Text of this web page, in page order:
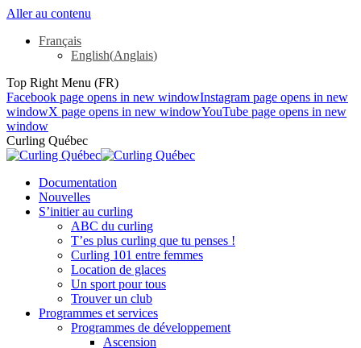
Aller au contenu
Français
English(Anglais)
Top Right Menu (FR)
Facebook page opens in new windowInstagram page opens in new
windowX page opens in new windowYouTube page opens in new
window
Curling Québec
Documentation
Nouvelles
S’initier au curling
ABC du curling
T’es plus curling que tu penses !
Curling 101 entre femmes
Location de glaces
Un sport pour tous
Trouver un club
Programmes et services
Programmes de développement
Ascension